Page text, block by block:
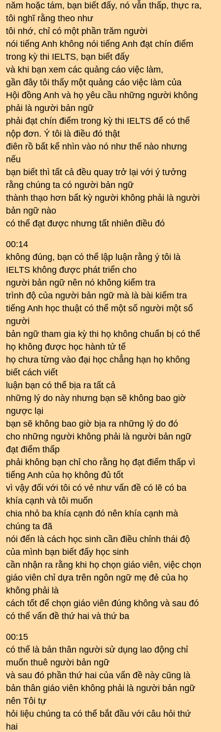
năm hoặc tám, bạn biết đấy, nó vẫn thấp, thực ra,
tôi nghĩ rằng theo như
tôi nhớ, chỉ có một phần trăm người
nói tiếng Anh không nói tiếng Anh đạt chín điểm
trong kỳ thi IELTS, bạn biết đấy
và khi bạn xem các quảng cáo việc làm,
gần đây tôi thấy một quảng cáo việc làm của
Hội đồng Anh và họ yêu cầu những người không
phải là người bản ngữ
phải đạt chín điểm trong kỳ thi IELTS để có thể
nộp đơn. Ý tôi là điều đó thật
điên rồ bất kể nhìn vào nó như thế nào nhưng
nếu
bạn biết thì tất cả đều quay trở lại với ý tưởng
rằng chúng ta có người bản ngữ
thành thạo hơn bất kỳ người không phải là người
bản ngữ nào
có thể đạt được nhưng tất nhiên điều đó
00:14
không đúng, bạn có thể lập luận rằng ý tôi là
IELTS không được phát triển cho
người bản ngữ nên nó không kiểm tra
trình độ của người bản ngữ mà là bài kiểm tra
tiếng Anh học thuật có thể một số người một số
người
bản ngữ tham gia kỳ thi họ không chuẩn bị có thể
họ không được học hành tử tế
họ chưa từng vào đại học chẳng hạn họ không
biết cách viết
luận bạn có thể bịa ra tất cả
những lý do này nhưng bạn sẽ không bao giờ
ngược lại
bạn sẽ không bao giờ bịa ra những lý do đó
cho những người không phải là người bản ngữ
đạt điểm thấp
phải không bạn chỉ cho rằng họ đạt điểm thấp vì
tiếng Anh của họ không đủ tốt
vì vậy đối với tôi có vẻ như vấn đề có lẽ có ba
khía cạnh và tôi muốn
chia nhỏ ba khía cạnh đó nên khía cạnh mà
chúng ta đã
nói đến là cách học sinh cần điều chỉnh thái độ
của mình bạn biết đấy học sinh
cần nhận ra rằng khi họ chọn giáo viên, việc chọn
giáo viên chỉ dựa trên ngôn ngữ mẹ đẻ của họ
không phải là
cách tốt để chọn giáo viên đúng không và sau đó
có thể vấn đề thứ hai và thứ ba
00:15
có thể là bản thân người sử dụng lao động chỉ
muốn thuê người bản ngữ
và sau đó phần thứ hai của vấn đề này cũng là
bản thân giáo viên không phải là người bản ngữ
nên Tôi tự
hỏi liệu chúng ta có thể bắt đầu với câu hỏi thứ
hai